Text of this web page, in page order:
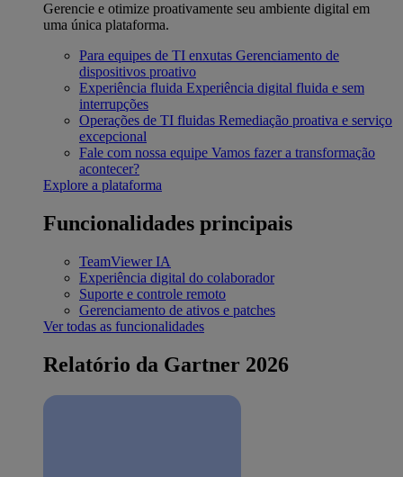
Gerencie e otimize proativamente seu ambiente digital em
uma única plataforma.
Para equipes de TI enxutas Gerenciamento de
dispositivos proativo
Experiência fluida Experiência digital fluida e sem
interrupções
Operações de TI fluidas Remediação proativa e serviço
excepcional
Fale com nossa equipe Vamos fazer a transformação
acontecer?
Explore a plataforma
Funcionalidades principais
TeamViewer IA
Experiência digital do colaborador
Suporte e controle remoto
Gerenciamento de ativos e patches
Ver todas as funcionalidades
Relatório da Gartner 2026